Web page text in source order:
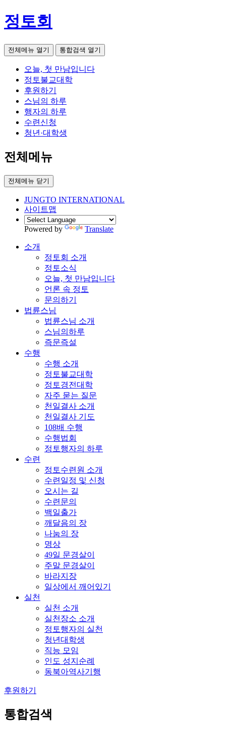
정토회
전체메뉴 열기 통합검색 열기
오늘, 첫 만남입니다
정토불교대학
후원하기
스님의 하루
행자의 하루
수련신청
청년·대학생
전체메뉴
전체메뉴 닫기
JUNGTO INTERNATIONAL
사이트맵
Powered by Translate
소개
정토회 소개
정토소식
오늘, 첫 만남입니다
언론 속 정토
문의하기
법륜스님
법륜스님 소개
스님의하루
즉문즉설
수행
수행 소개
정토불교대학
정토경전대학
자주 묻는 질문
천일결사 소개
천일결사 기도
108배 수행
수행법회
정토행자의 하루
수련
정토수련원 소개
수련일정 및 신청
오시는 길
수련문의
백일출가
깨달음의 장
나눔의 장
명상
49일 문경살이
주말 문경살이
바라지장
일상에서 깨어있기
실천
실천 소개
실천장소 소개
정토행자의 실천
청년대학생
직능 모임
인도 성지순례
동북아역사기행
후원하기
통합검색